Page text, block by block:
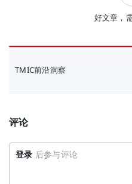
好文章，
TMIC前沿洞察
评论
登录 后参与评论